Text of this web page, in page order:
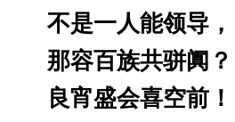
不是一人能领导，
那容百族共骈阗？
良宵盛会喜空前！